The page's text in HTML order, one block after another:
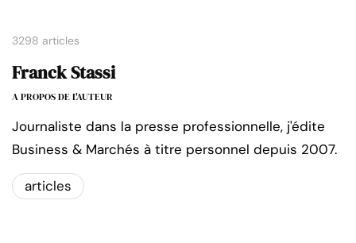
3298 articles
Franck Stassi
A PROPOS DE L'AUTEUR
Journaliste dans la presse professionnelle, j'édite
Business & Marchés à titre personnel depuis 2007.
articles